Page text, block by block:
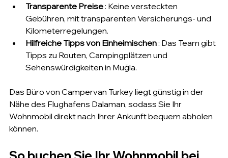
Transparente Preise : Keine versteckten
Gebühren, mit transparenten Versicherungs- und
Kilometerregelungen.
Hilfreiche Tipps von Einheimischen : Das Team gibt
Tipps zu Routen, Campingplätzen und
Sehenswürdigkeiten in Muğla.
Das Büro von Campervan Turkey liegt günstig in der
Nähe des Flughafens Dalaman, sodass Sie Ihr
Wohnmobil direkt nach Ihrer Ankunft bequem abholen
können.